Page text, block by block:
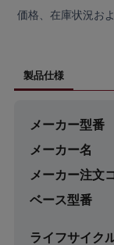
価格、在庫状況お
製品仕様
メーカー型番
メーカー名
メーカー注文
ベース型番
ライフサイク